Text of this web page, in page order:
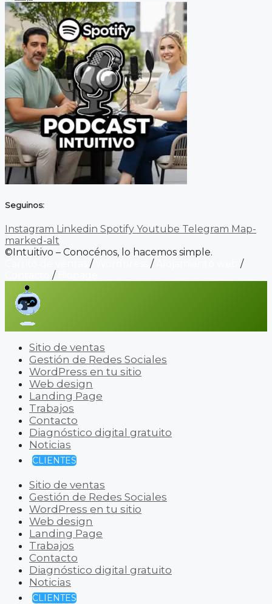
Seguinos:
Instagram Linkedin Spotify Youtube Telegram Map-
marked-alt
©Intuitivo – Conocénos, lo hacemos simple.
/ /
/
/
Sitio de ventas
Gestión de Redes Sociales
WordPress en tu sitio
Web design
Landing Page
Trabajos
Contacto
Diagnóstico digital gratuito
Noticias
CLIENTES
Sitio de ventas
Gestión de Redes Sociales
WordPress en tu sitio
Web design
Landing Page
Trabajos
Contacto
Diagnóstico digital gratuito
Noticias
CLIENTES